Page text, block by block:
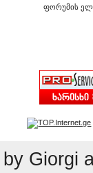
ფორუმის
Giorgi